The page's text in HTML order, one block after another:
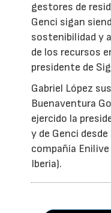
gestores de
Genci sigan
sostenibilidad y
de los recursos
presidente de
Gabriel López
Buenaventura
ejercido la
y de Genci
compañía Enilive
Iberia).